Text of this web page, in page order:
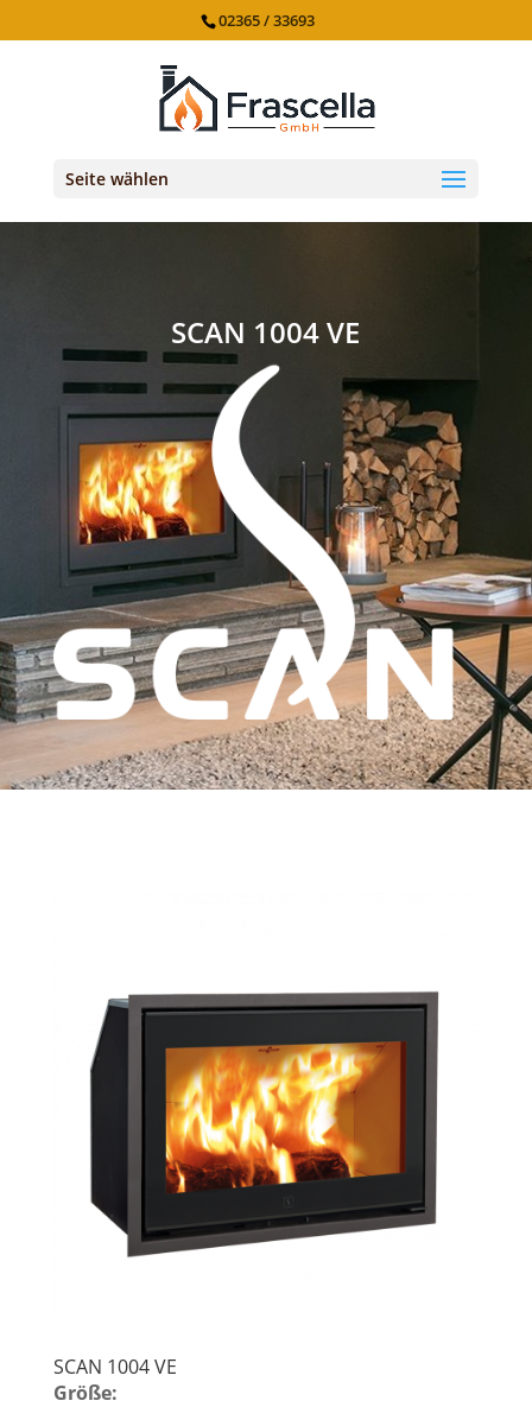
02365 / 33693
Seite wählen
SCAN 1004 VE
SCAN 1004 VE
Größe: